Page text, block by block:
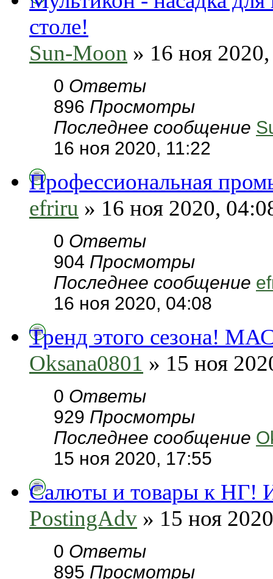
столе!
Sun-Moon » 16 ноя
0 Ответы
896 Просмотры
Последнее сообщение
16 ноя 2020, 11:22
Профессиональная
efriru » 16 ноя 2020,
0 Ответы
904 Просмотры
Последнее сообщение
16 ноя 2020, 04:08
Тренд этого
Oksana0801 » 15 ноя
0 Ответы
929 Просмотры
Последнее сообщение
15 ноя 2020, 17:55
Салюты и товары к НГ!
PostingAdv » 15 ноя
0 Ответы
895 Просмотры